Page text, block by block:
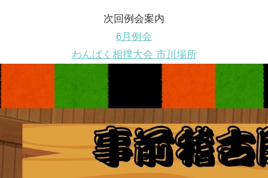
次回例会案内
6月例会
わんぱく相撲大会 市川場所